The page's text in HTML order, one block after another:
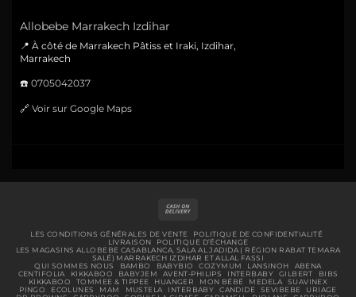
Allobebe Marrakech Izdihar
📍 À côté de Marrakech Pâtiss et Iraki, Izdihar,
Marrakech
☎️ 0705042037
🔗 Voir sur Google Maps
Delivery
LES CONDITIONS GÉNÉRALES DE VENTE
POLITIQUE DE CONFIDENTIALITÉ
LIVRAISON
POLITIQUE D’ÉCHANGE
LES MAGASINS ALLOBEBE CASABLANCA, SALA AL JADIDA ( RÉGION RABAT TEMARA
SALÉ) MARRAKECH IZDIHAR ET ALLAL FASSI
QUI SOMMES NOUS
BAMBO BABYBIO COZYMUM LANSINOH
ABENA
CENTIFOLIA
KIKKABOO BABYJEM AVENT-PHILIPS INTERBABY GILBERT
BIBS
KIKKABOO
TOMMEE & TIPPEE HUANGER MON BÉBÉ MEDELA
SUAVINEX
PINGO
ECOLUNES MAM MUSTELA INTERBABY CANDIDE SEVIBEBE
URIAGE